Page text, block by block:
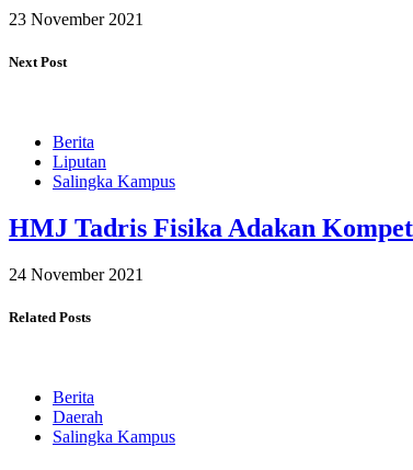
23 November 2021
Next Post
Berita
Liputan
Salingka Kampus
HMJ Tadris Fisika Adakan
24 November 2021
Related Posts
Berita
Daerah
Salingka Kampus